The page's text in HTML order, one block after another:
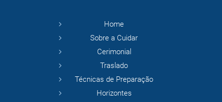
Home
Sobre a Cuidar
Cerimonial
Traslado
Técnicas de Preparação
Horizontes